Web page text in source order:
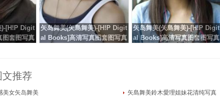
)-[H!P Digit
套图写真
矢岛舞美(矢島舞美)-[H!P Digit
al Books]高清写真图套图写真
矢岛舞美(矢島舞美)-[H!P Digit
al Books]高清写真图套图写真
推荐
美女矢岛舞美 矢島舞美鈴木愛理姐妹花清纯写真